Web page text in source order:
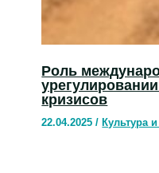
Роль
кризисов
22.04.2025/ Культура